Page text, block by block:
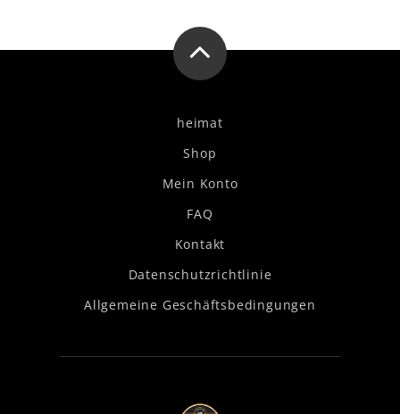
heimat
Shop
Mein Konto
FAQ
Kontakt
Datenschutzrichtlinie
Allgemeine Geschäftsbedingungen